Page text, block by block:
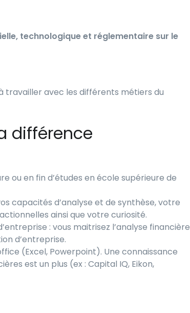
technologique et réglementaire sur le
travailler avec les différents métiers du
différence
ou en fin d’études en école supérieure de
capacités d’analyse et de synthèse, votre
ainsi que votre curiosité.
: vous maitrisez l’analyse financière
d’entreprise.
(Excel, Powerpoint). Une connaissance
est un plus (ex : Capital IQ, Eikon,